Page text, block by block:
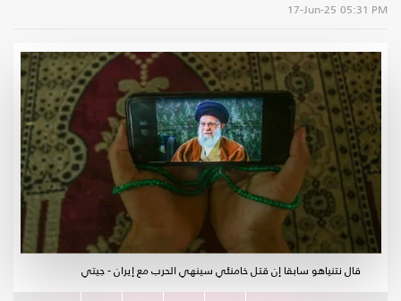
17-Jun-25 05:31 PM
قال نتنياهو سابقا إن قتل خامنئي سينهي الحرب مع إيران - جيتي